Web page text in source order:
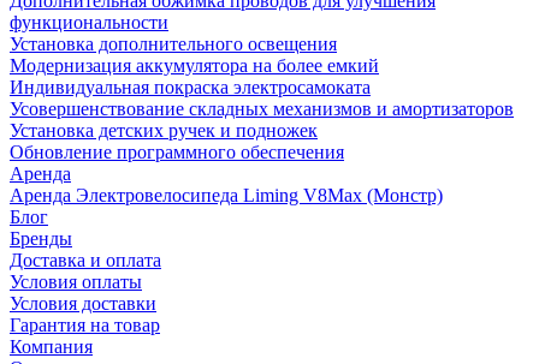
функциональности
Установка дополнительного освещения
Модернизация аккумулятора на более емкий
Индивидуальная покраска электросамоката
Усовершенствование складных механизмов и амортизаторов
Установка детских ручек и подножек
Обновление программного обеспечения
Аренда
Аренда Электровелосипеда Liming V8Max (Монстр)
Блог
Бренды
Доставка и оплата
Условия оплаты
Условия доставки
Гарантия на товар
Компания